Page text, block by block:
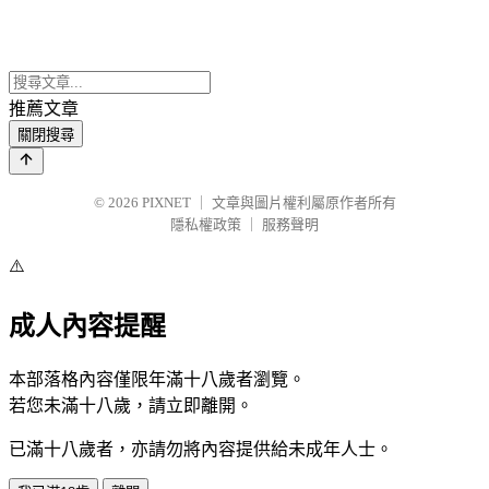
推薦文章
關閉搜尋
© 2026 PIXNET
文章與圖片權利屬原作者所有
隱私權政策
服務聲明
⚠️
成人內容提醒
本部落格內容僅限年滿十八歲者瀏覽。
若您未滿十八歲，請立即離開。
已滿十八歲者，亦請勿將內容提供給未成年人士。